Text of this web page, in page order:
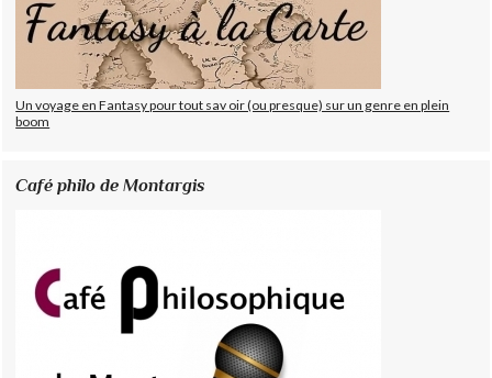
Un voyage en Fantasy pour tout sav oir (ou presque) sur un genre en plein
boom
Café philo de Montargis